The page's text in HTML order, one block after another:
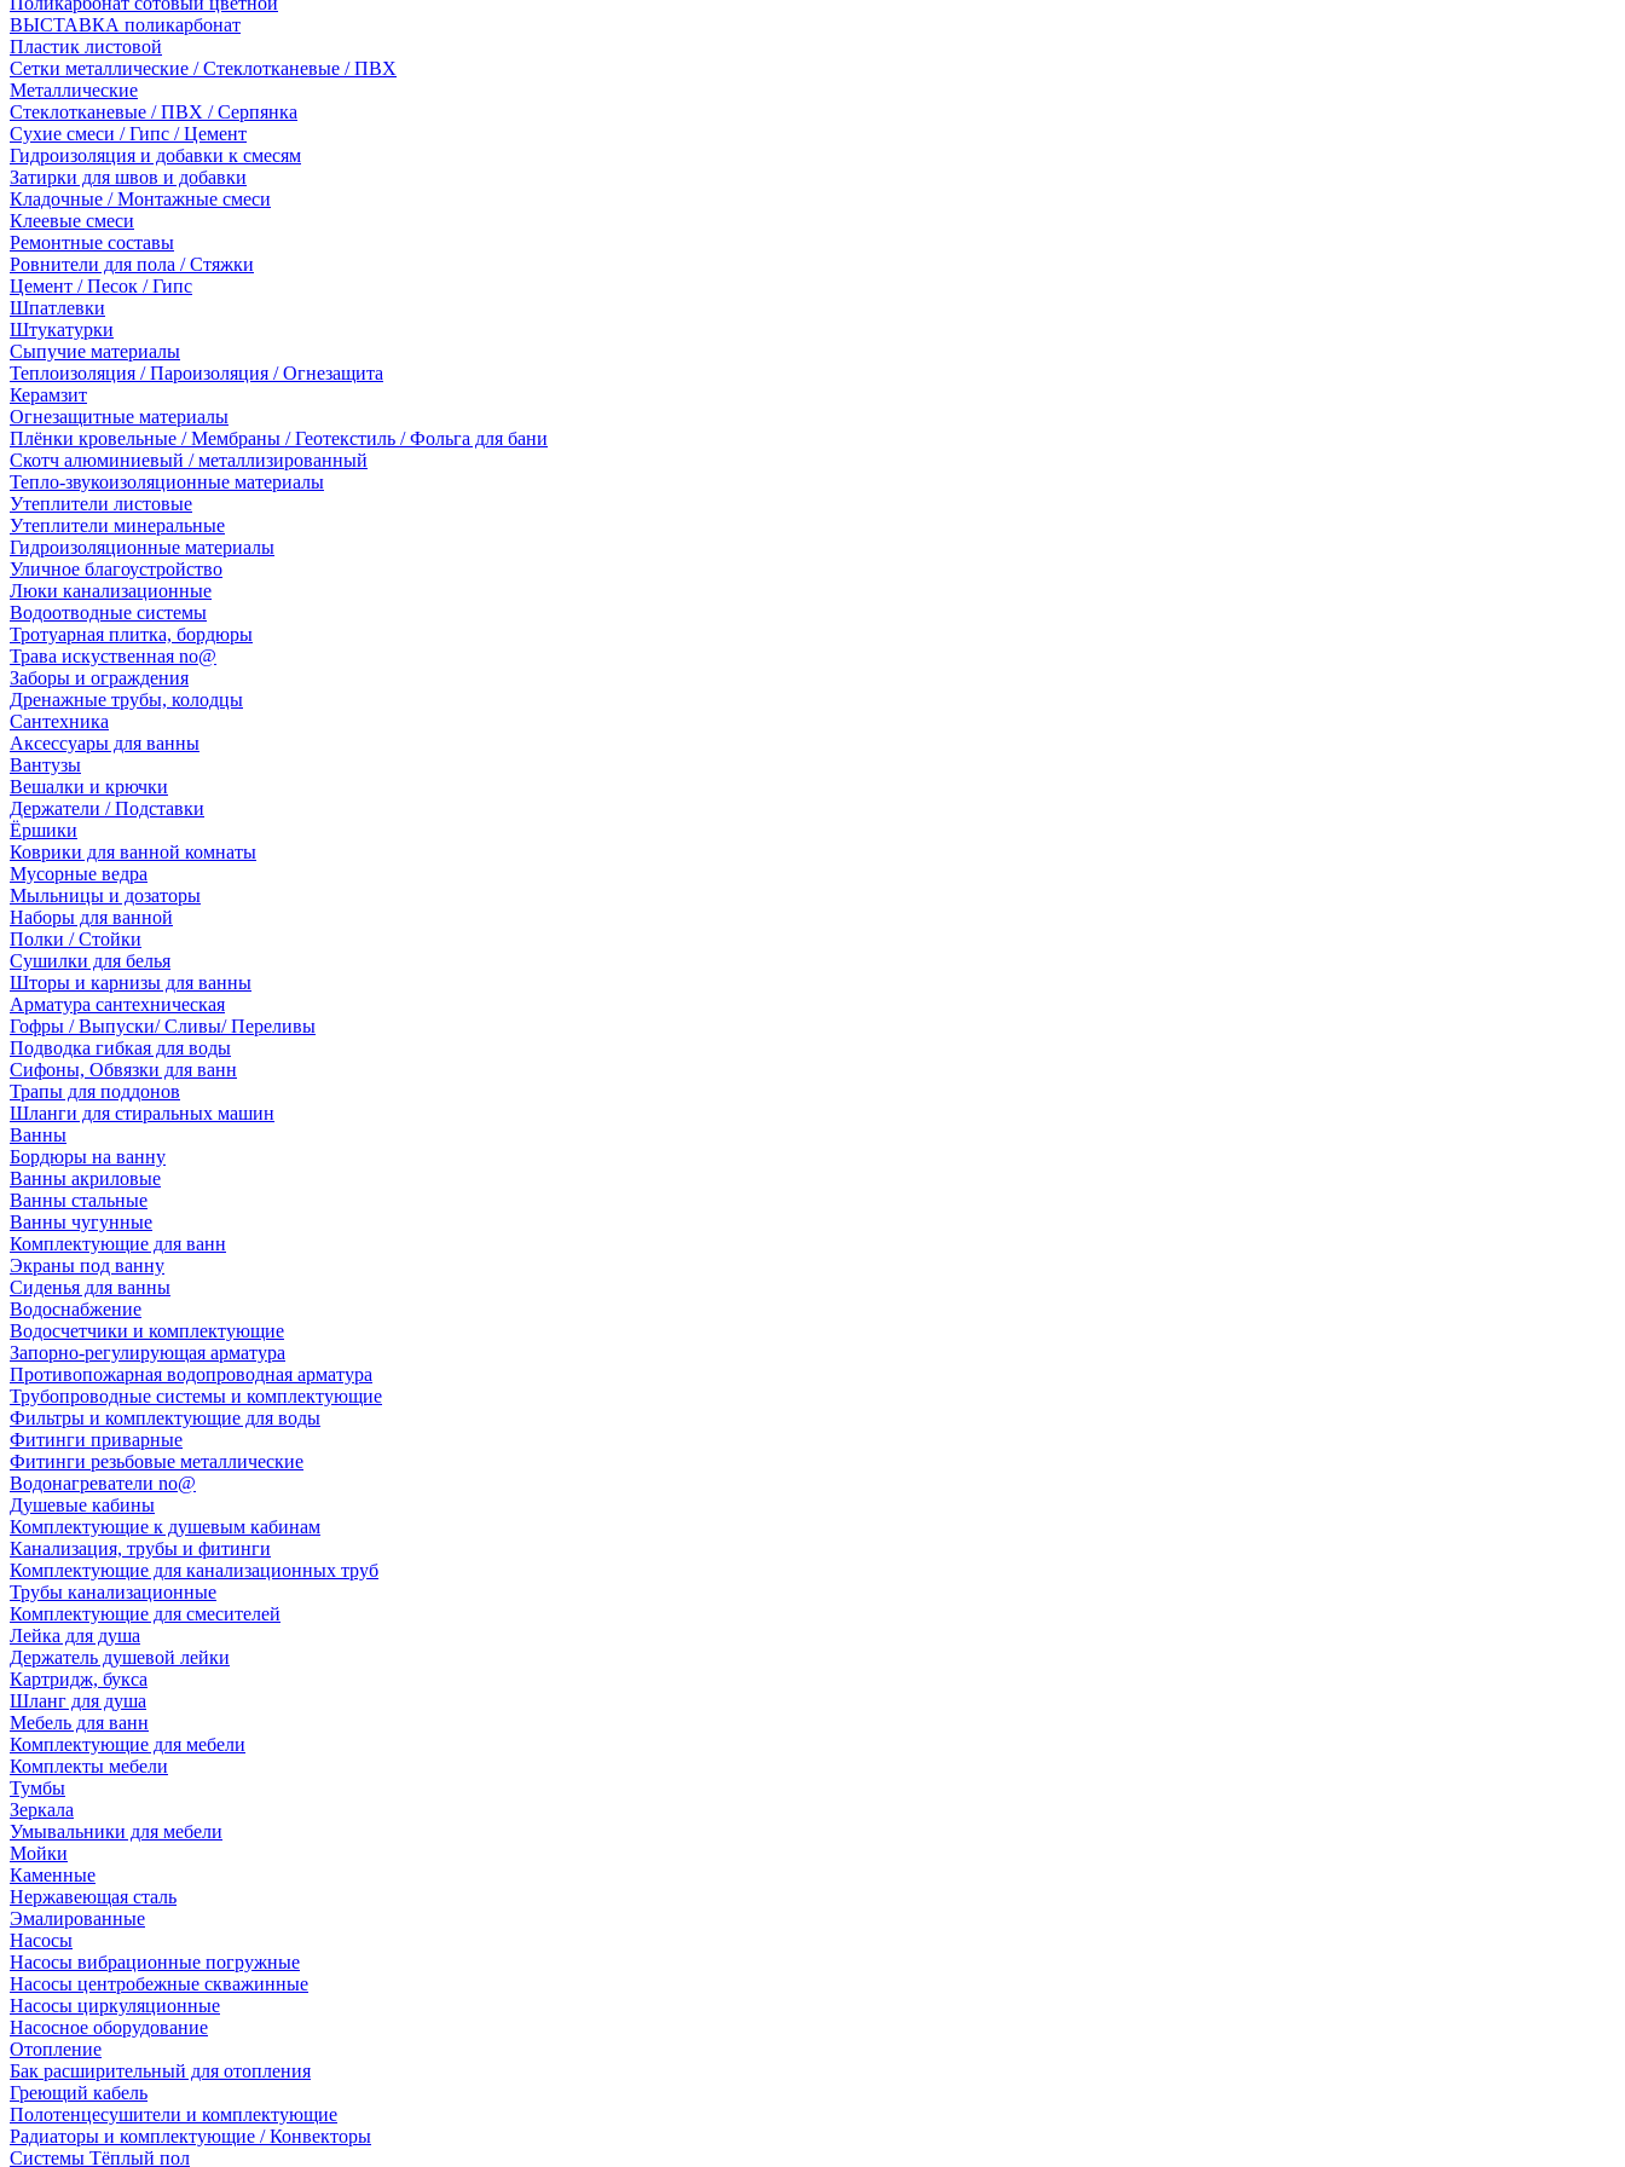
ВЫСТАВКА поликарбонат
Пластик листовой
Сетки металлические / Стеклотканевые / ПВХ
Металлические
Стеклотканевые / ПВХ / Серпянка
Сухие смеси / Гипс / Цемент
Гидроизоляция и добавки к смесям
Затирки для швов и добавки
Кладочные / Монтажные смеси
Клеевые смеси
Ремонтные составы
Ровнители для пола / Стяжки
Цемент / Песок / Гипс
Шпатлевки
Штукатурки
Сыпучие материалы
Теплоизоляция / Пароизоляция / Огнезащита
Керамзит
Огнезащитные материалы
Плёнки кровельные / Мембраны / Геотекстиль / Фольга для бани
Скотч алюминиевый / металлизированный
Тепло-звукоизоляционные материалы
Утеплители листовые
Утеплители минеральные
Гидроизоляционные материалы
Уличное благоустройство
Люки канализационные
Водоотводные системы
Тротуарная плитка, бордюры
Трава искуственная no@
Заборы и ограждения
Дренажные трубы, колодцы
Сантехника
Аксессуары для ванны
Вантузы
Вешалки и крючки
Держатели / Подставки
Ёршики
Коврики для ванной комнаты
Мусорные ведра
Мыльницы и дозаторы
Наборы для ванной
Полки / Стойки
Сушилки для белья
Шторы и карнизы для ванны
Арматура сантехническая
Гофры / Выпуски/ Сливы/ Переливы
Подводка гибкая для воды
Сифоны, Обвязки для ванн
Трапы для поддонов
Шланги для стиральных машин
Ванны
Бордюры на ванну
Ванны акриловые
Ванны стальные
Ванны чугунные
Комплектующие для ванн
Экраны под ванну
Сиденья для ванны
Водоснабжение
Водосчетчики и комплектующие
Запорно-регулирующая арматура
Противопожарная водопроводная арматура
Трубопроводные системы и комплектующие
Фильтры и комплектующие для воды
Фитинги приварные
Фитинги резьбовые металлические
Водонагреватели no@
Душевые кабины
Комплектующие к душевым кабинам
Канализация, трубы и фитинги
Комплектующие для канализационных труб
Трубы канализационные
Комплектующие для смесителей
Лейка для душа
Держатель душевой лейки
Картридж, букса
Шланг для душа
Мебель для ванн
Комплектующие для мебели
Комплекты мебели
Тумбы
Зеркала
Умывальники для мебели
Мойки
Каменные
Нержавеющая сталь
Эмалированные
Насосы
Насосы вибрационные погружные
Насосы центробежные скважинные
Насосы циркуляционные
Насосное оборудование
Отопление
Бак расширительный для отопления
Греющий кабель
Полотенцесушители и комплектующие
Радиаторы и комплектующие / Конвекторы
Системы Тёплый пол